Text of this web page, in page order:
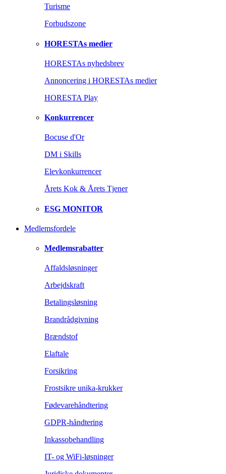
Turisme
Forbudszone
HORESTAs medier
HORESTAs nyhedsbrev
Annoncering i HORESTAs medier
HORESTA Play
Konkurrencer
Bocuse d'Or
DM i Skills
Elevkonkurrencer
Årets Kok & Årets Tjener
ESG MONITOR
Medlemsfordele
Medlemsrabatter
Affaldsløsninger
Arbejdskraft
Betalingsløsning
Brandrådgivning
Brændstof
Elaftale
Forsikring
Frostsikre unika-krukker
Fødevarehåndtering
GDPR-håndtering
Inkassobehandling
IT- og WiFi-løsninger